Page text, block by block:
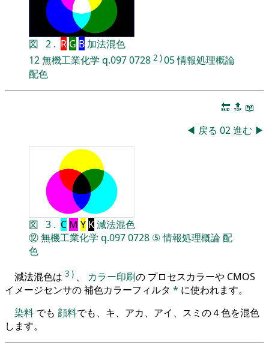
図 2 . R G B加法混色
12無機工業化学 q.0970728 2 )05情報処理概論
配色
🔚 🔝 📖
◀ 戻る 02進む ▶
図 3 . C M Y K減法混色
⑫無機工業化学 q.0970728 ⑤情報処理概論配
色
減法混色は 3 ) 、 カラー印刷の プロセスカラーや CMOS
イメージセンサの 補色カラーフィルタ * に使われます。
染料 でも 顔料でも、キ、アカ、アイ、スミの４色を混色
します。